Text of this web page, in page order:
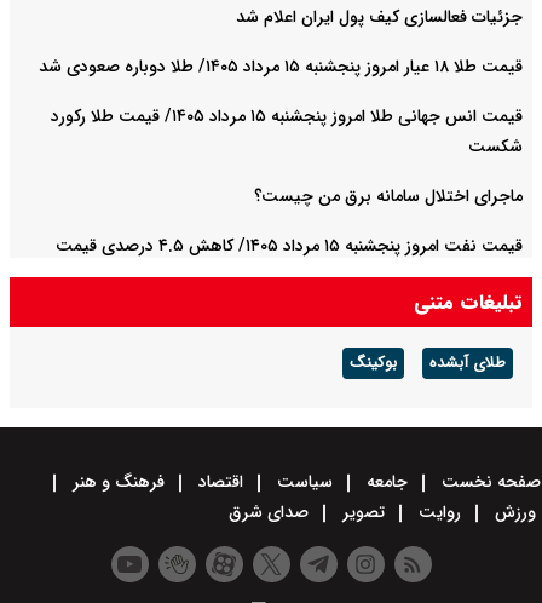
جزئیات فعالسازی کیف پول ایران اعلام شد
قیمت طلا ۱۸ عیار امروز پنجشنبه ۱۵ مرداد ۱۴۰۵/ طلا دوباره صعودی شد
قیمت انس جهانی طلا امروز پنجشنبه ۱۵ مرداد ۱۴۰۵/ قیمت طلا رکورد
شکست
ماجرای اختلال سامانه برق من چیست؟
قیمت نفت امروز پنجشنبه ۱۵ مرداد ۱۴۰۵/ کاهش ۴.۵ درصدی قیمت
نفت برنت در پی احتمال بازگشایی تنگه هرمز
تبلیغات متنی
طلای آبشده بوکینگ
صفحه نخست جامعه سیاست اقتصاد
فرهنگ و هنر
ورزش
روایت تصویر صدای شرق